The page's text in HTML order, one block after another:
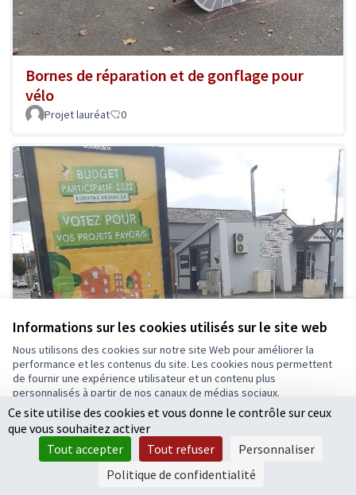
Informations sur les cookies utilisés sur le site web
Nous utilisons des cookies sur notre site Web pour améliorer la
performance et les contenus du site. Les cookies nous permettent
de fournir une expérience utilisateur et un contenu plus
personnalisés à partir de nos canaux de médias sociaux.
Tout accepter
Accepter seulement les cookies essentiels
Paramètres
Bornes de réparation et de gonflage pour
vélo
Projet lauréat 0
Ce site utilise des cookies et vous donne le contrôle sur ceux
que vous souhaitez activer
Tout accepter
Tout refuser
Personnaliser
Politique de confidentialité